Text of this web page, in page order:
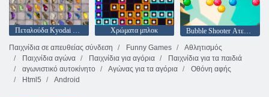
Πεταλούδα Kyodai HD Χρώματα μπλοκ
Bubble Shooter Ατελείωτες
Παιχνίδια σε απευθείας σύνδεση
Funny Games
Αθλητισμός
Παιχνίδια αγώνα
Παιχνίδια για αγόρια
Παιχνίδια για τα παιδιά
αγωνιστικό αυτοκίνητο
Αγώνας για τα αγόρια
Οθόνη αφής
Html5
Android